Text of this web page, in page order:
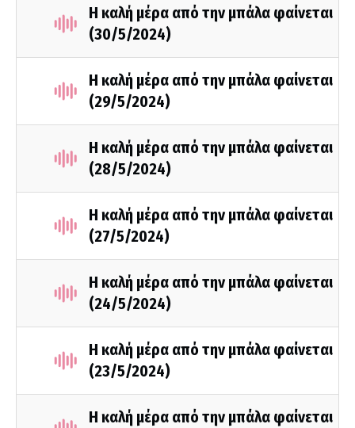
H καλή μέρα από την μπάλα φαίνεται
(30/5/2024)
Η καλή μέρα από την μπάλα φαίνεται
(29/5/2024)
Η καλή μέρα από την μπάλα φαίνεται
(28/5/2024)
Η καλή μέρα από την μπάλα φαίνεται
(27/5/2024)
Η καλή μέρα από την μπάλα φαίνεται
(24/5/2024)
Η καλή μέρα από την μπάλα φαίνεται
(23/5/2024)
Η καλή μέρα από την μπάλα φαίνεται